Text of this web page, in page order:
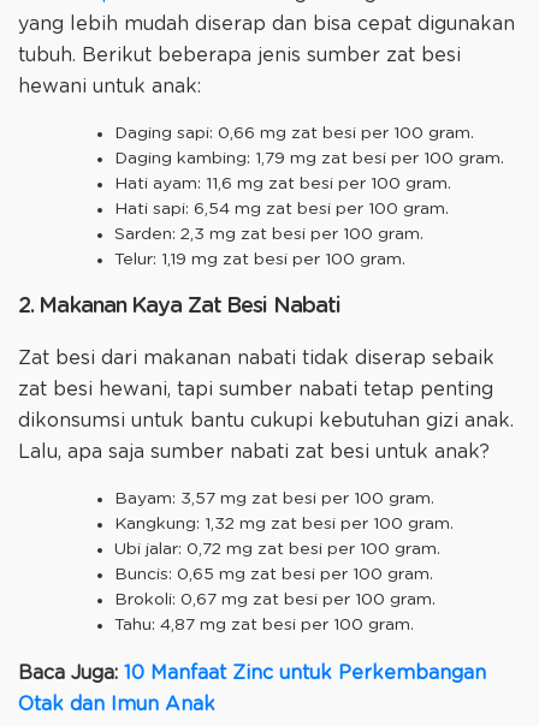
yang lebih mudah diserap dan bisa cepat digunakan
tubuh. Berikut beberapa jenis sumber zat besi
hewani untuk anak:
Daging sapi: 0,66 mg zat besi per 100 gram.
Daging kambing: 1,79 mg zat besi per 100 gram.
Hati ayam: 11,6 mg zat besi per 100 gram.
Hati sapi: 6,54 mg zat besi per 100 gram.
Sarden: 2,3 mg zat besi per 100 gram.
Telur: 1,19 mg zat besi per 100 gram.
2. Makanan Kaya Zat Besi Nabati
Zat besi dari makanan nabati tidak diserap sebaik
zat besi hewani, tapi sumber nabati tetap penting
dikonsumsi untuk bantu cukupi kebutuhan gizi anak.
Lalu, apa saja sumber nabati zat besi untuk anak?
Bayam: 3,57 mg zat besi per 100 gram.
Kangkung: 1,32 mg zat besi per 100 gram.
Ubi jalar: 0,72 mg zat besi per 100 gram.
Buncis: 0,65 mg zat besi per 100 gram.
Brokoli: 0,67 mg zat besi per 100 gram.
Tahu: 4,87 mg zat besi per 100 gram.
Baca Juga: 10 Manfaat Zinc untuk Perkembangan
Otak dan Imun Anak